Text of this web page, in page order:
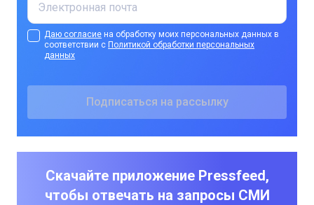
Даю согласие на обработку моих персональных данных в
соответствии с Политикой обработки персональных
данных
Скачайте приложение Pressfeed,
чтобы отвечать на запросы СМИ